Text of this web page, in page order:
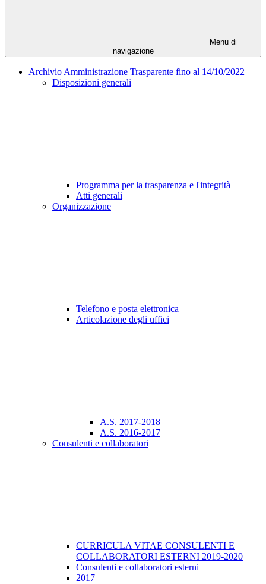
Menu di
navigazione
Archivio Amministrazione Trasparente fino al 14/10/2022
Disposizioni generali
Programma per la trasparenza e l'integrità
Atti generali
Organizzazione
Telefono e posta elettronica
Articolazione degli uffici
A.S. 2017-2018
A.S. 2016-2017
Consulenti e collaboratori
CURRICULA VITAE CONSULENTI E
COLLABORATORI ESTERNI 2019-2020
Consulenti e collaboratori esterni
2017